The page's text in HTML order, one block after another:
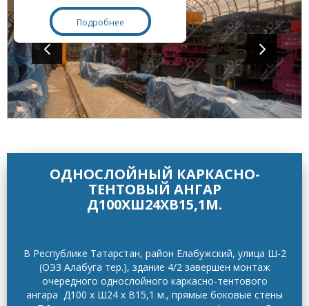
ОДНОСЛОЙНЫЙ КАРКАСНО-
ТЕНТОВЫЙ АНГАР
Д100ХШ24ХВ15,1М.
В Республике Татарстан, район Елабужский, улица Ш-2
(ОЭЗ Алабуга тер.), здание 4/2 завершен монтаж
очередного однослойного каркасно-тентового
ангара Д100 х Ш24 х В15,1 м., прямые боковые стены
Подробнее